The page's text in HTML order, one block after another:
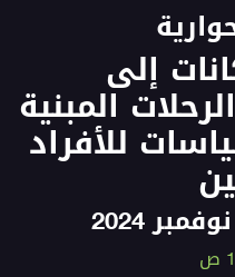
إلى
المبنية
للأفراد